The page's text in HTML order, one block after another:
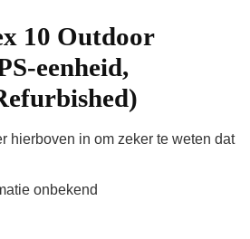
10 Outdoor
eenheid,
hierboven in om zeker te weten dat
onbekend